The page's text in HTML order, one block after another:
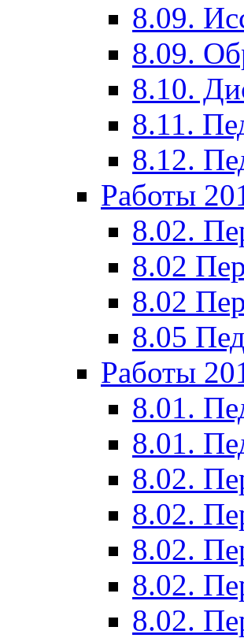
8.09.
8.09.
8.10.
8.11.
8.12.
Работы
8.02.
8.02
8.02
8.05
Работы
8.01.
8.01.
8.02.
8.02.
8.02.
8.02.
8.02.